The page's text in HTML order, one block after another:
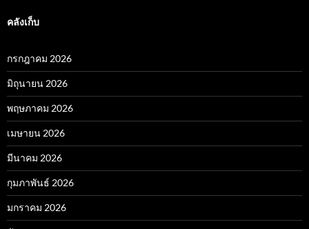
คลังเก็บ
กรกฎาคม 2026
มิถุนายน 2026
พฤษภาคม 2026
เมษายน 2026
มีนาคม 2026
กุมภาพันธ์ 2026
มกราคม 2026